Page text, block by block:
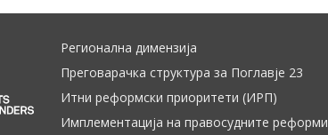
Регионална димензија
Преговарачка структура за Поглавје 23
Итни реформски приоритети (ИРП)
Имплементација на правосудните реформи